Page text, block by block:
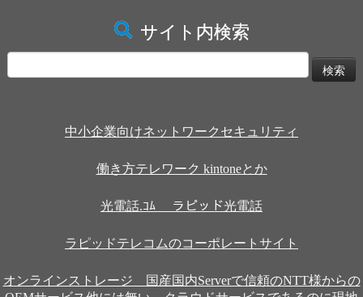
サイト内検索
索:
中小企業向けネットワークセキュリティ
働き方テレワーク kintoneとか
光電話.ｺﾑ ラピッド光電話
ラピッドテレコムのコーポレートサイト
オンラインストレージ 国産国内Serverで信頼のNTT様からの